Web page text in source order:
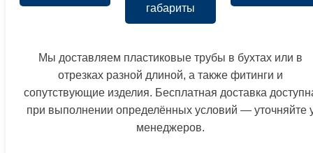
габариты
Мы доставляем пластиковые трубы в бухтах или в
отрезках разной длиной, а также фитинги и
сопутствующие изделия. Бесплатная доставка
при выполнении определённых условий — уточняйте
менеджеров.